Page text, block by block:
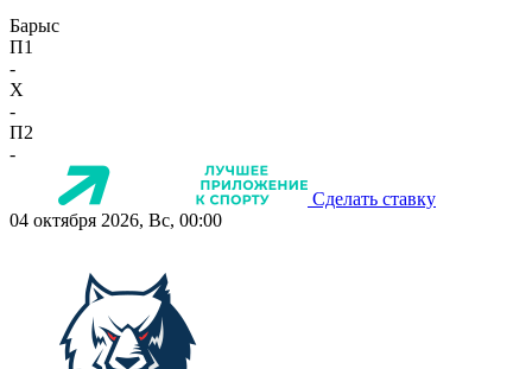
Барыс
П1
-
X
-
П2
-
Сделать ставку
04 октября 2026, Вс, 00:00